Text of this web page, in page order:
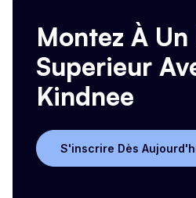
Montez À
Superieur
Kindnee
S'inscrire Dès
S'inscrire Dès